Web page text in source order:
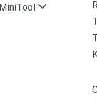
MiniTool